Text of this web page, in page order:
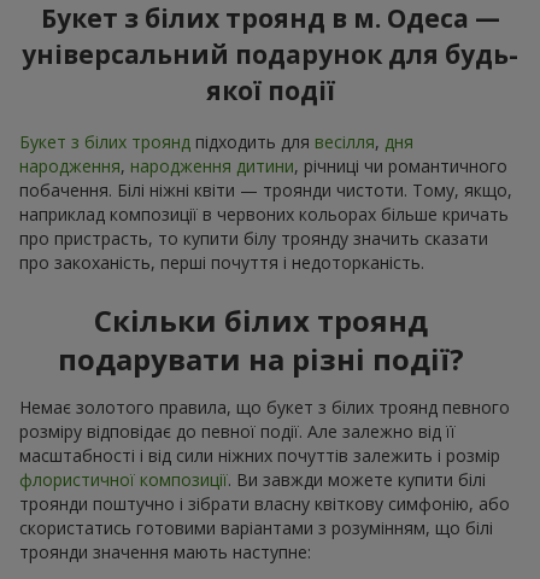
Букет з білих троянд в м. Одеса —
універсальний подарунок для будь-
якої події
Букет з білих троянд підходить для весілля, дня
народження, народження дитини, річниці чи романтичного
побачення. Білі ніжні квіти — троянди чистоти. Тому, якщо,
наприклад композиції в червоних кольорах більше кричать
про пристрасть, то купити білу троянду значить сказати
про закоханість, перші почуття і недоторканість.
Скільки білих троянд
подарувати на різні події?
Немає золотого правила, що букет з білих троянд певного
розміру відповідає до певної події. Але залежно від її
масштабності і від сили ніжних почуттів залежить і розмір
флористичної композиції. Ви завжди можете купити білі
троянди поштучно і зібрати власну квіткову симфонію, або
скористатись готовими варіантами з розумінням, що білі
троянди значення мають наступне: